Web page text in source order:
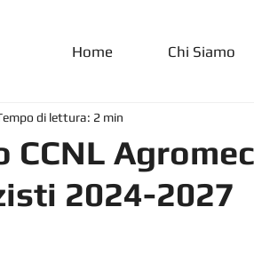
Home Chi Siamo
CCNL
2024-2027
di lettura: 2 min